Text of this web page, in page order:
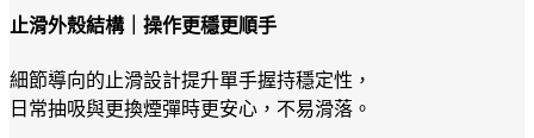
止滑外殼結構｜操作更穩更順手
細節導向的止滑設計提升單手握持穩定性，
日常抽吸與更換煙彈時更安心，不易滑落。